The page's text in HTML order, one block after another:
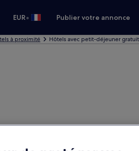
EUR• Publier votre annonce
à proximité Hôtels avec petit-déjeuner